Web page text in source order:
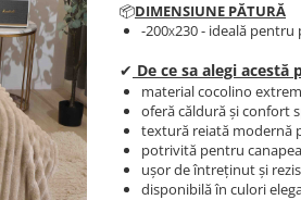
📦DIMENSIUNE PĂTURĂ
-200X230 - ideală pentru
✔ De ce sa alegi acestă
material cocolino
oferă căldură și confort
textură reiată modernă
potrivită pentru
ușor de întreținut și
disponibilă în culori